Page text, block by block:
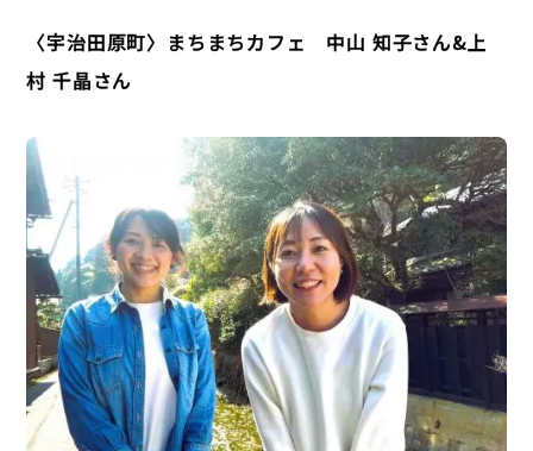
〈宇治田原町〉まちまちカフェ 中山 知子さん&上
村 千晶さん